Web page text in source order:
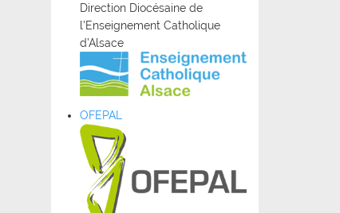
Direction Diocésaine de
l’Enseignement Catholique
d’Alsace
OFEPAL